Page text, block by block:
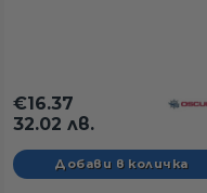
€16.37
32.02 лв.